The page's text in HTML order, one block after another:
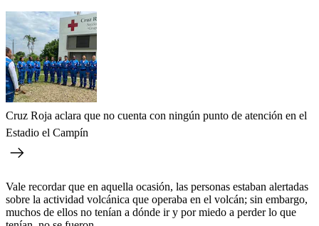
Cruz Roja aclara que no cuenta con ningún punto de atención en el
Estadio el Campín
Vale recordar que en aquella ocasión, las personas estaban alertadas
sobre la actividad volcánica que operaba en el volcán; sin embargo,
muchos de ellos no tenían a dónde ir y por miedo a perder lo que